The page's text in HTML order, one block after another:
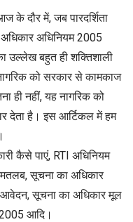
के दौर में, जब पारदर्शिता
अधिनियम 2005
उल्लेख बहुत ही शक्तिशाली
को सरकार से कामकाज
ही नहीं, यह नागरिक को
देता है। इस आर्टिकल में हम
कैसे पाएं, RTI अधिनियम
सूचना का अधिकार
आवेदन, सूचना का अधिकार मूल
आदि।